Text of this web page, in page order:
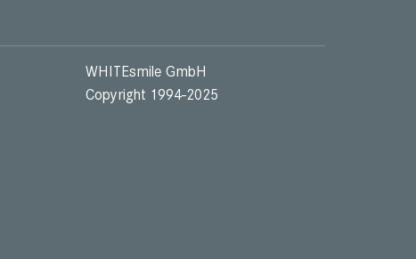
WHITEsmile GmbH
Copyright 1994-2025